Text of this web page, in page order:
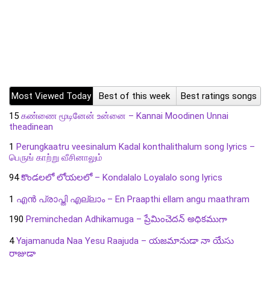
Most Viewed Today Best of this week
Best ratings songs
15 கண்ணை மூடினேன் உன்னை – Kannai Moodinen Unnai
theadinean
1 Perungkaatru veesinalum Kadal konthalithalum song lyrics –
பெருங் காற்று வீசினாலும்
94 కొండలలో లోయలలో – Kondalalo Loyalalo song lyrics
1 എൻ പ്രാപ്തി എല്ലാം – En Praapthi ellam angu maathram
190 Preminchedan Adhikamuga – ప్రేమించెదన్ అధికముగా
4 Yajamanuda Naa Yesu Raajuda – యజమానుడా నా యేసు
రాజుడా